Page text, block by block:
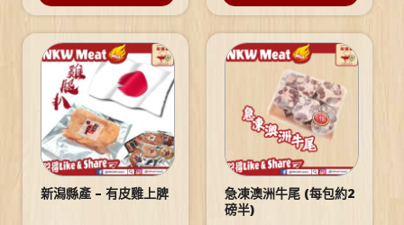
新潟縣產 – 有皮雞上脾
急凍澳洲牛尾 (每包約2
磅半)